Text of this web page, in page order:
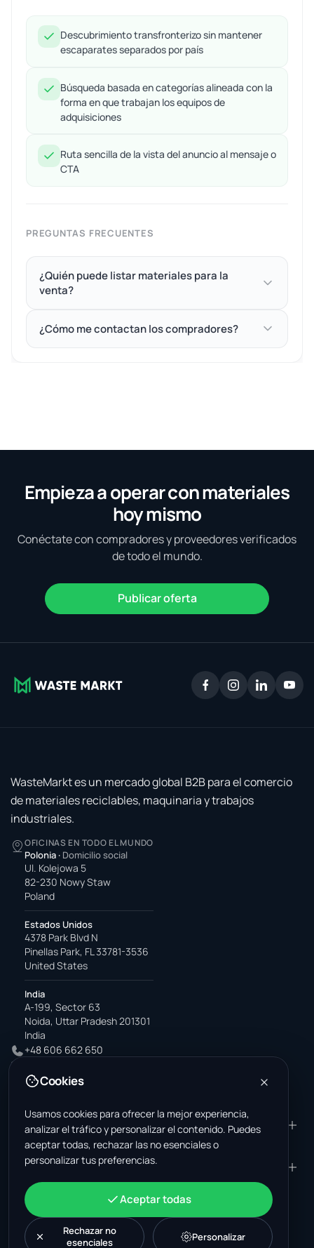
Descubrimiento transfronterizo sin mantener
escaparates separados por país
Búsqueda basada en categorías alineada con la
forma en que trabajan los equipos de
adquisiciones
Ruta sencilla de la vista del anuncio al mensaje o
CTA
PREGUNTAS FRECUENTES
¿Quién puede listar materiales para la
venta?
¿Cómo me contactan los compradores?
Empieza a operar con materiales
hoy mismo
Conéctate con compradores y proveedores verificados
de todo el mundo.
Publicar oferta
WasteMarkt es un mercado global B2B para el comercio
de materiales reciclables, maquinaria y trabajos
industriales.
OFICINAS EN TODO EL MUNDO
Polonia · Domicilio social
Ul. Kolejowa 5
82-230 Nowy Staw
Poland
Estados Unidos
4378 Park Blvd N
Pinellas Park, FL 33781-3536
United States
India
A-199, Sector 63
Noida, Uttar Pradesh 201301
India
+48 606 662 650
office@wastemarkt.com
PRODUCTO
Mercado
Materiales — venta
Materiales — compra
Empleos (EE. UU.)
Maquinaria
RESOURCES
Supplier Academy
Mercado de chatarrería en
Mercado de chatarrería en
EMPRESA
About Us
Soporte
Términos y condiciones
Política de privacidad
Política de cookies
CUENTA
Iniciar sesión
Crear una cuenta
Cookies
Usamos cookies para ofrecer la mejor experiencia,
analizar el tráfico y personalizar el contenido. Puedes
aceptar todas, rechazar las no esenciales o
personalizar tus preferencias.
Aceptar todas
Rechazar no
esenciales
Personalizar